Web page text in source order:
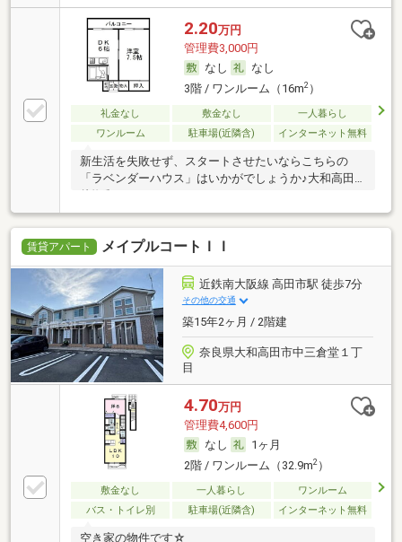
2.20万円
管理費3,000円
なし
なし
3階 / ワンルーム（16m2）
礼金なし 敷金なし
一人暮らし
ワンルーム
駐車場(近隣含) インターネット無料
新生活を失敗せず、スタートさせたいならこちらの
「ラベンダーハウス」はいかがでしょうか♪大和高田
賃貸アパート メイプルコートＩＩ
近鉄南大阪線 高田市駅 徒歩7分
その他の交通
築15年2ヶ月 / 2階建
奈良県大和高田市中三倉堂１丁
目
4.70万円
管理費4,600円
なし
1ヶ月
2階 / ワンルーム（32.9m2）
敷金なし 一人暮らし
ワンルーム
バス・トイレ別
駐車場(近隣含) インターネット無料
空き家の物件です☆